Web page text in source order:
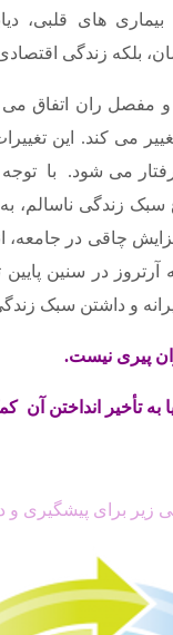
بیماری های قلبی،
بلکه زندگی
و مفصل ران
می کند. این
می شود. با توجه
سبک زندگی
چاقی در جامعه،
در سنین
و داشتن سبک
پیری نیست.
به تأخیر انداختن آن